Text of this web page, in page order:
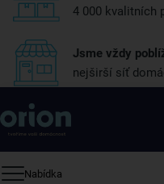
4 000 kvalitních
Jsme vždy
nejširší síť
Nabídka
Získejte rady, recepty
ostatní
Přihlaste se k odběru našeho